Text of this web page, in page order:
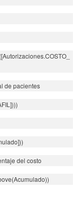
de pacientes
del costo